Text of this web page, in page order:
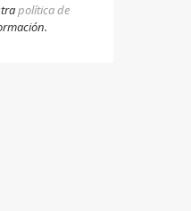
política de